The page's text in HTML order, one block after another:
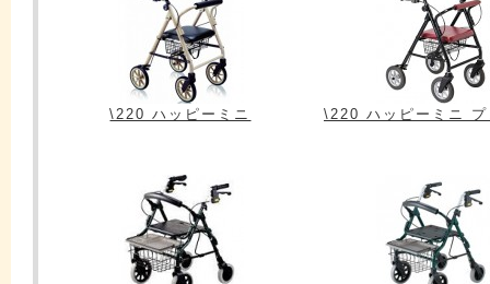
\220 ハッピーミニ \220 ハッピーミニ プ